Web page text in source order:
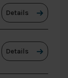
Details
Details